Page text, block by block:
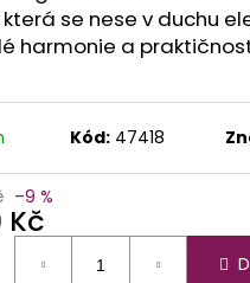
se nese v duchu
harmonie a
Kód: 47418
–9 %
Kč